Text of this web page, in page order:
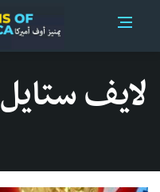
لايف ستايل